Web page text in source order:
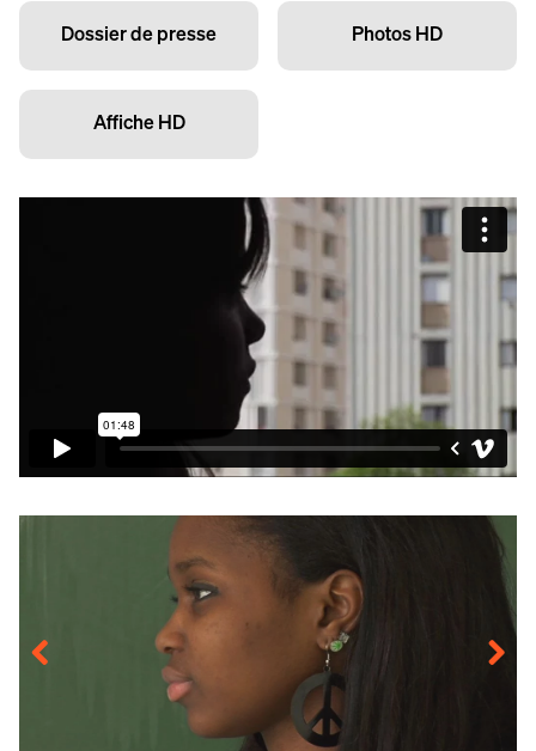
Dossier de presse Photos HD
Affiche HD